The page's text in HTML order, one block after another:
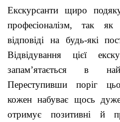
Екскурсанти щиро
професіоналізм, так як
відповіді на будь-які
Відвідування цієї
запам’ятається в
Переступивши поріг
кожен набуває щось
отримує позитивні й